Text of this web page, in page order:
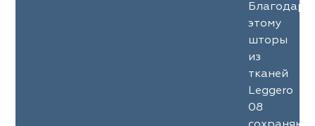
Благодаря
этому
шторы
из
тканей
Leggero
08